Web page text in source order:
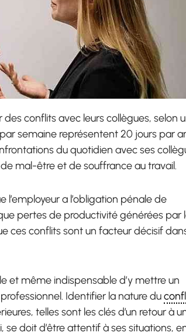
conflits avec leurs collègues, selon
semaine représentent 20 jours par
du quotidien avec ses
mal-être et de souffrance au travail.
l’employeur a l’obligation pénale de
pertes de productivité générées par
ces conflits sont un facteur décisif
et même indispensable d’y mettre un
professionnel. Identifier la nature du
telles sont les clés d’un retour à
doit d’être attentif à ses situations,